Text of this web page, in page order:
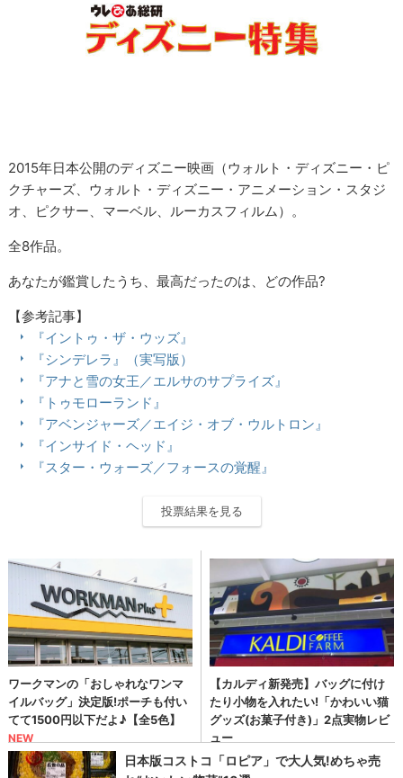
2015年日本公開のディズニー映画（ウォルト・ディズニー・ピ
クチャーズ、ウォルト・ディズニー・アニメーション・スタジ
オ、ピクサー、マーベル、ルーカスフィルム）。
全8作品。
あなたが鑑賞したうち、最高だったのは、どの作品?
【参考記事】
『イントゥ・ザ・ウッズ』
『シンデレラ』（実写版）
『アナと雪の女王／エルサのサプライズ』
『トゥモローランド』
『アベンジャーズ／エイジ・オブ・ウルトロン』
『インサイド・ヘッド』
『スター・ウォーズ／フォースの覚醒』
投票結果を見る